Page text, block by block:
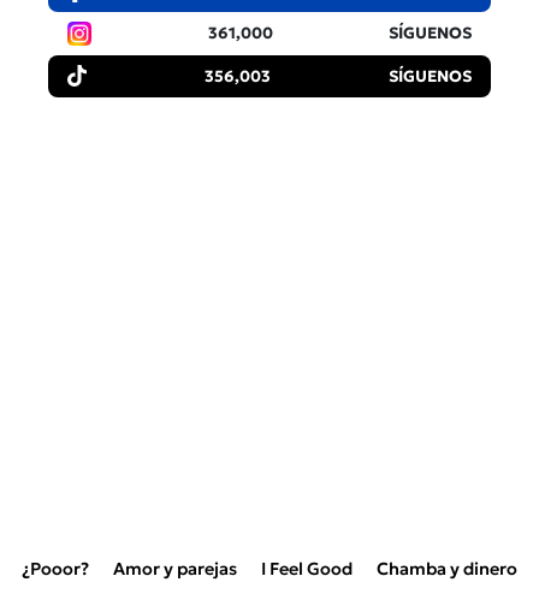
361,000 SÍGUENOS
356,003 SÍGUENOS
¿Pooor? Amor y parejas I Feel Good Chamba y dinero